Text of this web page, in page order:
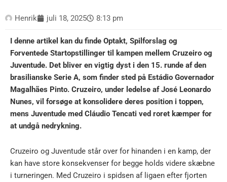
Henrik juli 18, 2025 8:13 pm
I denne artikel kan du finde Optakt, Spilforslag og
Forventede Startopstillinger til kampen mellem Cruzeiro og
Juventude. Det bliver en vigtig dyst i den 15. runde af den
brasilianske Serie A, som finder sted på Estádio Governador
Magalhães Pinto. Cruzeiro, under ledelse af José Leonardo
Nunes, vil forsøge at konsolidere deres position i toppen,
mens Juventude med Cláudio Tencati ved roret kæmper for
at undgå nedrykning.
Cruzeiro og Juventude står over for hinanden i en kamp, der
kan have store konsekvenser for begge holds videre skæbne
i turneringen. Med Cruzeiro i spidsen af ligaen efter fjorten